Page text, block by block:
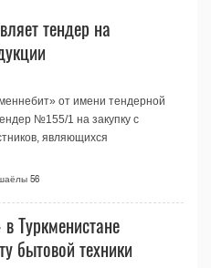
тендер на
от имени тендерной
№155/1 на закупку с
являющихся
56
Туркменистане
бытовой техники